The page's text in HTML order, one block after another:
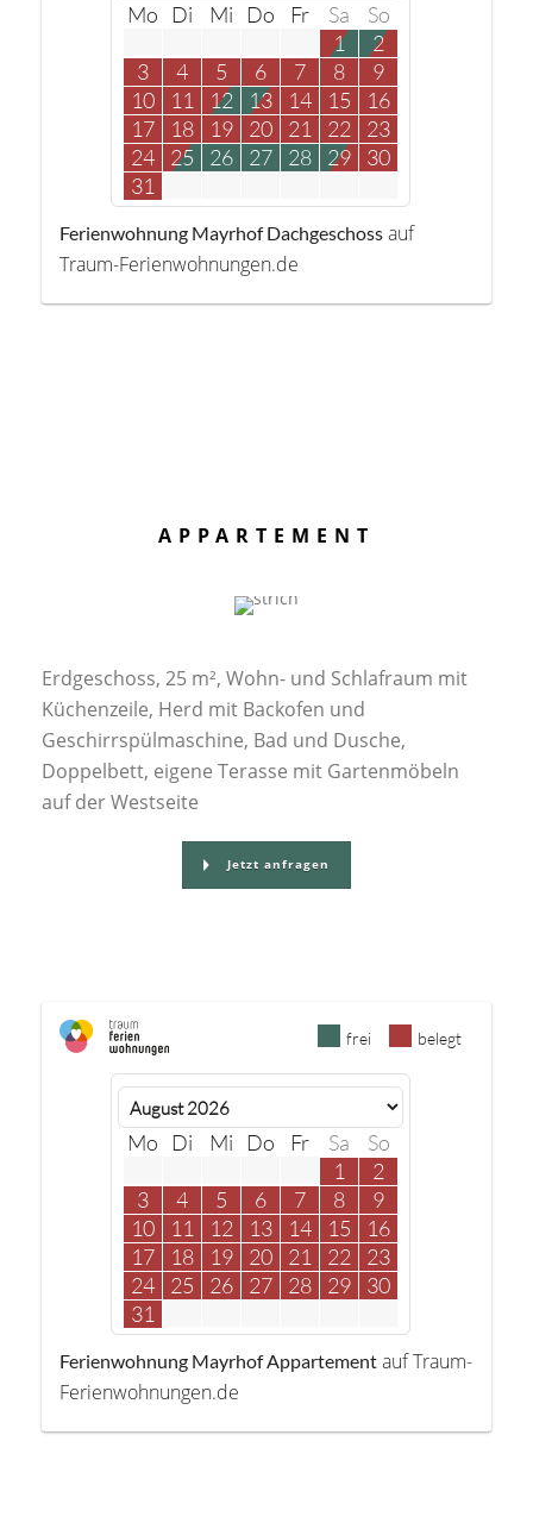
Mo Di Mi Do Fr Sa
So
1
2
3
4 5 6 7 8
9
10
11 12 13 14 15
16
17
18 19 20 21 22
23
24
25 26 27 28 29
30
31
Ferienwohnung Mayrhof Dachgeschoss auf
Traum-Ferienwohnungen.de
APPARTEMENT
Erdgeschoss, 25 m², Wohn- und Schlafraum mit
Küchenzeile, Herd mit Backofen und
Geschirrspülmaschine, Bad und Dusche,
Doppelbett, eigene Terasse mit Gartenmöbeln
auf der Westseite
Jetzt anfragen
frei belegt
Mo Di Mi Do Fr Sa
So
1
2
3
4 5 6 7 8
9
10
11 12 13 14 15
16
17
18 19 20 21 22
23
24
25 26 27 28 29
30
31
Ferienwohnung Mayrhof Appartement auf Traum-
Ferienwohnungen.de